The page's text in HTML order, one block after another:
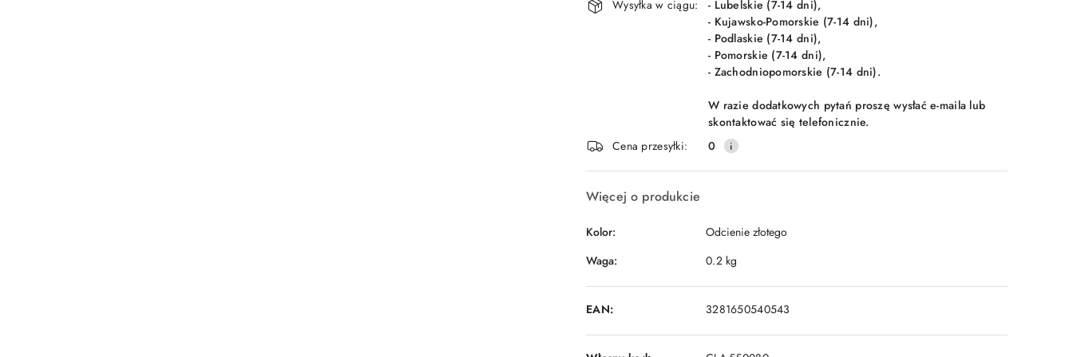
Wysyłka w ciągu:
- Lubelskie (7-14 dni),
- Kujawsko-Pomorskie (7-14 dni),
- Podlaskie (7-14 dni),
- Pomorskie (7-14 dni),
- Zachodniopomorskie (7-14 dni).
W razie dodatkowych pytań proszę wysłać e-maila lub
skontaktować się telefonicznie.
Cena przesyłki:
0
Więcej o produkcie
Kolor:
Odcienie złotego
Waga:
0.2 kg
EAN: 3281650540543